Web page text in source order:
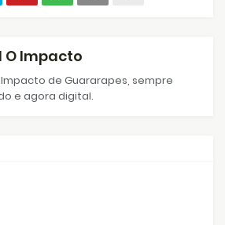
O Impacto
Impacto de Guararapes, sempre
e agora digital.